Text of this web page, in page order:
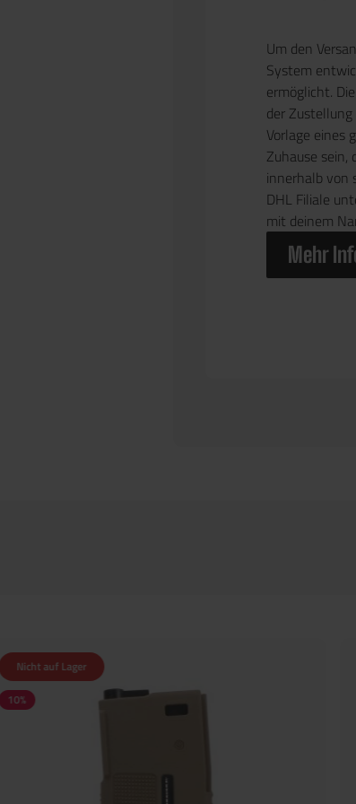
Um den
System
ermöglicht.
der
Vorlage eines
Zuhause
innerhalb von
DHL Filiale
mit deinem
Mehr
Nicht auf Lager
10%